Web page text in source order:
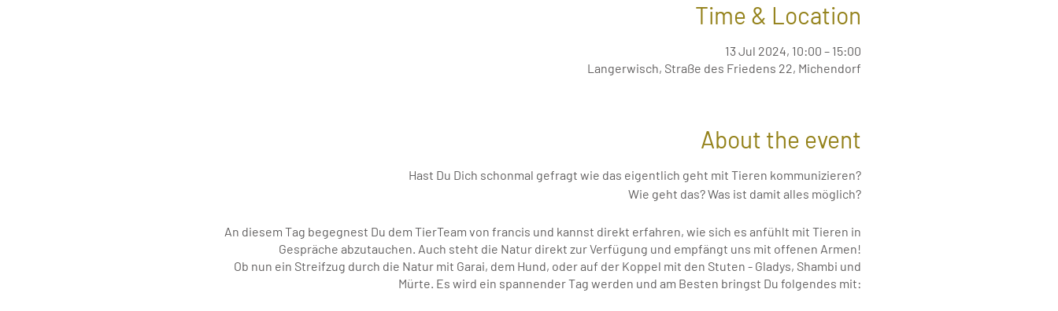
Time & Location
13 Jul 2024, 10:00 – 15:00
Langerwisch, Straße des Friedens 22, Michendorf
About the event
Hast Du Dich schonmal gefragt wie das eigentlich geht mit Tieren kommunizieren?
Wie geht das? Was ist damit alles möglich?
An diesem Tag begegnest Du dem TierTeam von francis und kannst direkt erfahren, wie sich es anfühlt mit Tieren in
Gespräche abzutauchen. Auch steht die Natur direkt zur Verfügung und empfängt uns mit offenen Armen!
Ob nun ein Streifzug durch die Natur mit Garai, dem Hund, oder auf der Koppel mit den Stuten - Gladys, Shambi und
Mürte. Es wird ein spannender Tag werden und am Besten bringst Du folgendes mit: